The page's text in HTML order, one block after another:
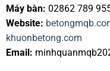
Máy bàn: 02862 789
Website:
khuonbetong.com
Email: